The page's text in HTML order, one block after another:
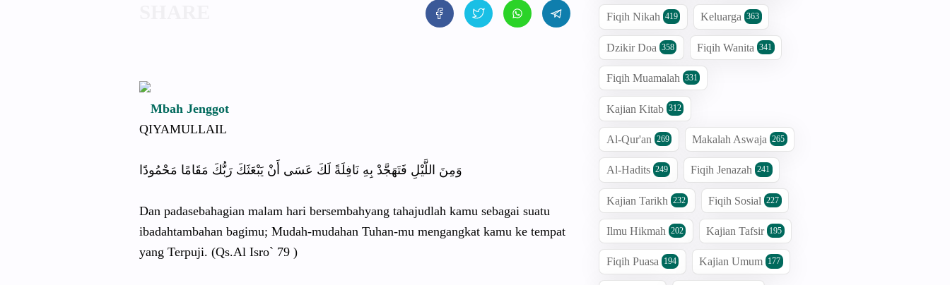
Mbah Jenggot
QIYAMULLAIL
وَمِنَ اللَّيْلِ فَتَهَجَّدْ بِهِ نَافِلَةً لَكَ عَسَى أَنْ يَبْعَثَكَ رَبُّكَ مَقَامًا مَحْمُودًا
Dan padasebahagian malam hari bersembahyang tahajudlah kamu sebagai suatu
ibadahtambahan bagimu; Mudah-mudahan Tuhan-mu mengangkat kamu ke tempat
yang Terpuji. (Qs.Al Isro` 79 )
Fiqih Nikah 419 Keluarga 363
Dzikir Doa 358 Fiqih Wanita 341
Fiqih Muamalah 331
Kajian Kitab 312
Al-Qur'an 269 Makalah Aswaja 265
Al-Hadits 249 Fiqih Jenazah 241
Kajian Tarikh 232 Fiqih Sosial 227
Ilmu Hikmah 202 Kajian Tafsir 195
Fiqih Puasa 194 Kajian Umum 177